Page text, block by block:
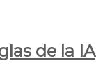
de la IA